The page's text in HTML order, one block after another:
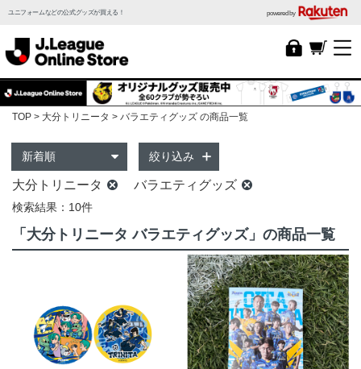
ユニフォームなどの公式グッズが買える！ powered by
TOP 大分トリニータ バラエティグッズ の商品一覧
絞り込み
大分トリニータ バラエティグッズ
検索結果：10件
「大分トリニータ バラエティグッズ」の商品一覧